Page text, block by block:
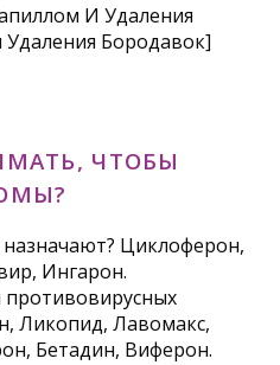
И Удаления
Бородавок]
ЧТОБЫ
Циклоферон,
Ингарон.
Ликопид, Лавомакс,
Бетадин, Виферон.